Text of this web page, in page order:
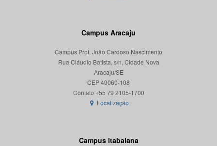
Campus Aracaju
Campus Prof. João Cardoso Nascimento
Rua Cláudio Batista, s/n, Cidade Nova
Aracaju/SE
CEP 49060-108
Localização
Campus Itabaiana